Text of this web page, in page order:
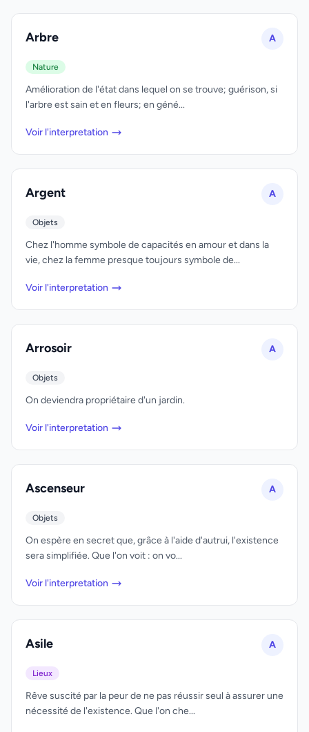
Arbre A
Nature
Amélioration de l'état dans lequel on se trouve; guérison, si
l'arbre est sain et en fleurs; en géné...
Voir l'interpretation
Argent A
Objets
Chez l'homme symbole de capacités en amour et dans la
vie, chez la femme presque toujours symbole de...
Voir l'interpretation
Arrosoir A
Objets
On deviendra propriétaire d'un jardin.
Voir l'interpretation
Ascenseur A
Objets
On espère en secret que, grâce à l'aide d'autrui, l'existence
sera simplifiée. Que l'on voit : on vo...
Voir l'interpretation
Asile A
Lieux
Rêve suscité par la peur de ne pas réussir seul à assurer une
nécessité de l'existence. Que l'on che...